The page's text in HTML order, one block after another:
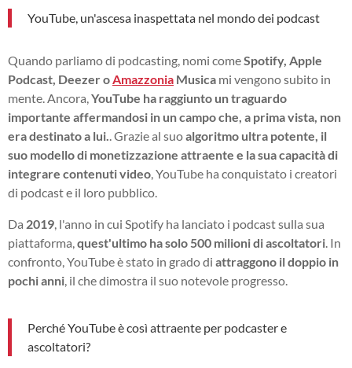
YouTube, un'ascesa inaspettata nel mondo dei podcast
Quando parliamo di podcasting, nomi comeSpotify, Apple
Podcast, Deezer o Amazzonia Musica mi vengono subito in
mente. Ancora, YouTube ha raggiunto un traguardo
importante affermandosi in un campo che, a prima vista, non
era destinato a lui. . Grazie al suoalgoritmo ultra potente, il
suo modello di monetizzazione attraente e la sua capacità di
integrare contenuti video , YouTube ha conquistato i creatori
di podcast e il loro pubblico.
Da 2019 , l'anno in cui Spotify ha lanciato i podcast sulla sua
piattaforma, quest'ultimo ha solo 500 milioni di ascoltatori . In
confronto, YouTube è stato in grado di attraggono il doppio in
pochi anni , il che dimostra il suo notevole progresso.
Perché YouTube è così attraente per podcaster e
ascoltatori?